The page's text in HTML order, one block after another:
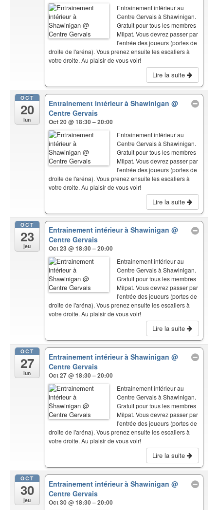
Entrainement intérieur au
Centre Gervais à Shawinigan.
Gratuit pour tous les membres
Milpat. Vous devrez passer par
l'entrée des joueurs (portes de
droite de l'aréna). Vous prenez ensuite les escaliers à
votre droite. Au plaisir de vous voir!
Lire la suite
OCT
20
lun
Entrainement intérieur à Shawinigan@
Centre Gervais
Oct 20 @ 18:30 – 20:00
Entrainement intérieur au
Centre Gervais à Shawinigan.
Gratuit pour tous les membres
Milpat. Vous devrez passer par
l'entrée des joueurs (portes de
droite de l'aréna). Vous prenez ensuite les escaliers à
votre droite. Au plaisir de vous voir!
Lire la suite
OCT
23
jeu
Entrainement intérieur à Shawinigan@
Centre Gervais
Oct 23 @ 18:30 – 20:00
Entrainement intérieur au
Centre Gervais à Shawinigan.
Gratuit pour tous les membres
Milpat. Vous devrez passer par
l'entrée des joueurs (portes de
droite de l'aréna). Vous prenez ensuite les escaliers à
votre droite. Au plaisir de vous voir!
Lire la suite
OCT
27
lun
Entrainement intérieur à Shawinigan@
Centre Gervais
Oct 27 @ 18:30 – 20:00
Entrainement intérieur au
Centre Gervais à Shawinigan.
Gratuit pour tous les membres
Milpat. Vous devrez passer par
l'entrée des joueurs (portes de
droite de l'aréna). Vous prenez ensuite les escaliers à
votre droite. Au plaisir de vous voir!
Lire la suite
OCT
30
jeu
Entrainement intérieur à Shawinigan@
Centre Gervais
Oct 30 @ 18:30 – 20:00